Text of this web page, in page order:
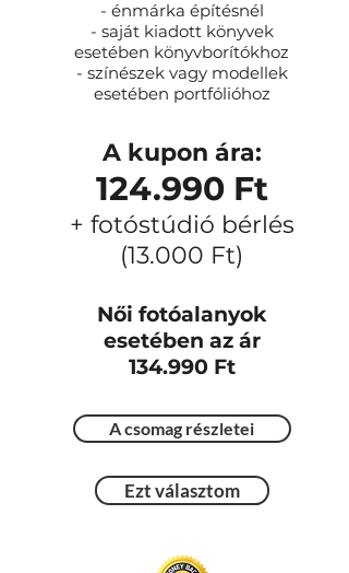
- énmárka építésnél
- saját kiadott könyvek
esetében könyvborítókhoz
- színészek vagy modellek
esetében portfólióhoz
A kupon ára:
124.990 Ft
+ fotóstúdió bérlés
(13.000 Ft)
Női fotóalanyok
esetében az ár
134.990 Ft
A csomag részletei
Ezt választom